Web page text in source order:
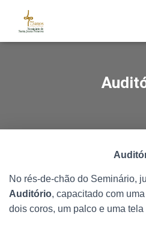
No rés-de-chão do Seminário,
Auditório, capacitado com
dois coros, um palco e uma